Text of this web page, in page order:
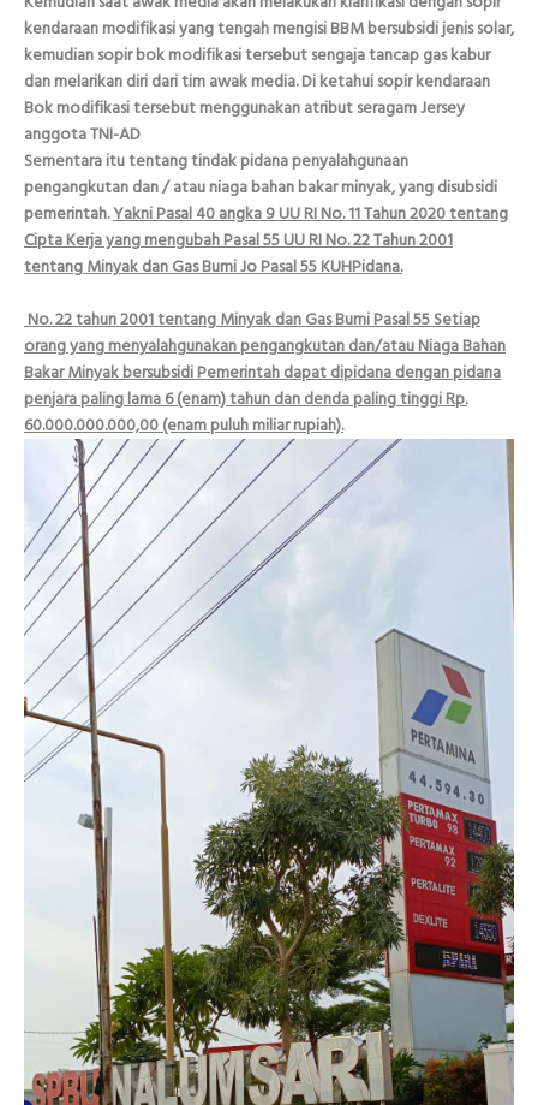
kendaraan modifikasi yang tengah mengisi BBM bersubsidi jenis solar,
kemudian sopir bok modifikasi tersebut sengaja tancap gas kabur
dan melarikan diri dari tim awak media. Di ketahui sopir kendaraan
Bok modifikasi tersebut menggunakan atribut seragam Jersey
anggota TNI-AD
Sementara itu tentang tindak pidana penyalahgunaan
pengangkutan dan / atau niaga bahan bakar minyak, yang disubsidi
pemerintah.Yakni Pasal 40 angka 9 UU RI No. 11 Tahun 2020 tentang
Cipta Kerja yang mengubah Pasal 55 UU RI No. 22 Tahun 2001
tentang Minyak dan Gas Bumi Jo Pasal 55 KUHPidana.
No. 22 tahun 2001 tentang Minyak dan Gas Bumi Pasal 55 Setiap
orang yang menyalahgunakan pengangkutan dan/atau Niaga Bahan
Bakar Minyak bersubsidi Pemerintah dapat dipidana dengan pidana
penjara paling lama 6 (enam) tahun dan denda paling tinggi Rp.
60.000.000.000,00 (enam puluh miliar rupiah).